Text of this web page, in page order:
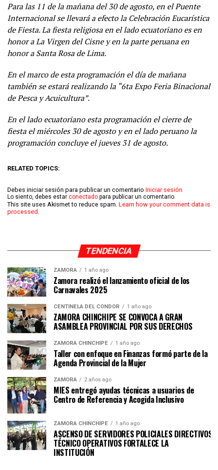
Para las 11 de la mañana del 30 de agosto, en el Puente
Internacional se llevará a efecto la Celebración Eucarística
de Fiesta. La fiesta religiosa en el lado ecuatoriano es en
honor a La Virgen del Cisne y en la parte peruana en
honor a Santa Rosa de Lima.
En el marco de esta programación el día de mañana
también se estará realizando la “6ta Expo Feria Binacional
de Pesca y Acuicultura”.
En el lado ecuatoriano esta programación el cierre de
fiesta el miércoles 30 de agosto y en el lado peruano la
programación concluye el jueves 31 de agosto.
RELATED TOPICS:
Debes iniciar sesión para publicar un comentario Iniciar sesión
Lo siento, debes estar conectado para publicar un comentario.
This site uses Akismet to reduce spam. Learn how your comment data is
processed.
TENDENCIA
ZAMORA 1 año ago
Zamora realizó el lanzamiento oficial de los
Carnavales 2025
CENTINELA DEL CÓNDOR 1 año ago
ZAMORA CHINCHIPE SE CONVOCA A GRAN
ASAMBLEA PROVINCIAL POR SUS DERECHOS
ZAMORA CHINCHIPE 1 año ago
Taller con enfoque en Finanzas formó parte de la
Agenda Provincial de la Mujer
ZAMORA 2 años ago
MIES entregó ayudas técnicas a usuarios de
Centro de Referencia y Acogida Inclusivo
ZAMORA CHINCHIPE 1 año ago
ASCENSO DE SERVIDORES POLICIALES DIRECTIVOS Y
TÉCNICO OPERATIVOS FORTALECE LA